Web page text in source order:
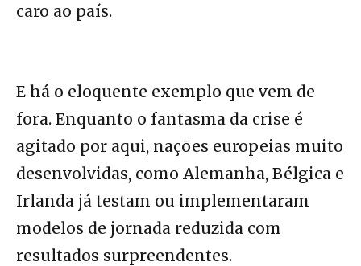
caro ao país.
E há o eloquente exemplo que vem de
fora. Enquanto o fantasma da crise é
agitado por aqui, nações europeias muito
desenvolvidas, como Alemanha, Bélgica e
Irlanda já testam ou implementaram
modelos de jornada reduzida com
resultados surpreendentes.